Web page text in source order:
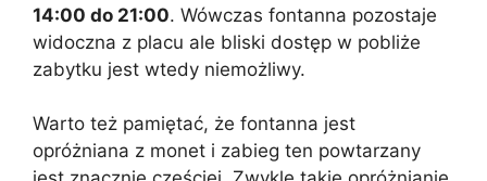
14:00 do 21:00. Wówczas fontanna pozostaje
widoczna z placu ale bliski dostęp w pobliże
zabytku jest wtedy niemożliwy.
Warto też pamiętać, że fontanna jest
opróżniana z monet i zabieg ten powtarzany